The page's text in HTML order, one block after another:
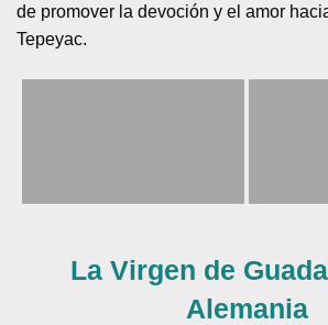
de promover la devoción y el amor
Tepeyac.
La Virgen de
Alemania